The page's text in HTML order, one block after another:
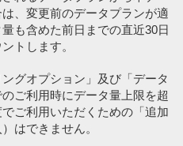
7,678円／月
、変更前のデータプランが適
も含めた前日までの直近30日
トします。
グオプション」及び「データ
ご利用時にデータ量上限を超
ご利用いただくための「追加
はできません。